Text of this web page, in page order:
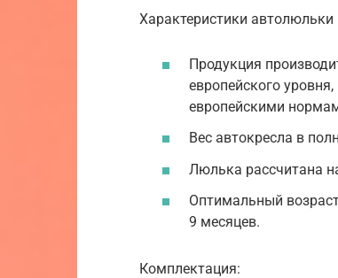
Характеристики автолюльки
Продукция
европейского
европейскими
Вес автокресла в
Люлька рассчитана
Оптимальный
9 месяцев.
Комплектация: